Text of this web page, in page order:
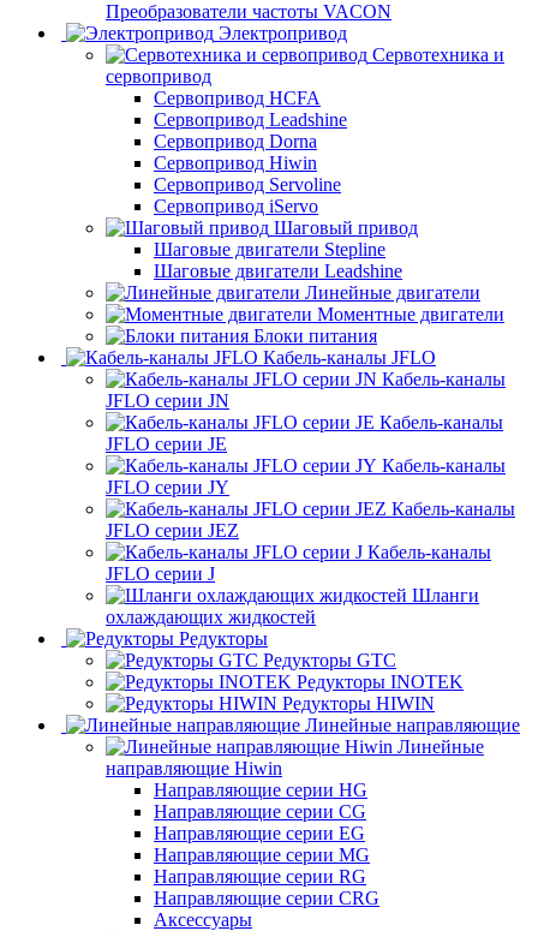
Преобразователи частоты VACON
Электропривод
Сервотехника и
сервопривод
Сервопривод HCFA
Сервопривод Leadshine
Сервопривод Dorna
Сервопривод Hiwin
Сервопривод Servoline
Сервопривод iServo
Шаговый привод
Шаговые двигатели Stepline
Шаговые двигатели Leadshine
Линейные двигатели
Моментные двигатели
Блоки питания
Кабель-каналы JFLO
Кабель-каналы
JFLO серии JN
Кабель-каналы
JFLO серии JE
Кабель-каналы
JFLO серии JY
Кабель-каналы
JFLO серии JEZ
Кабель-каналы
JFLO серии J
Шланги
охлаждающих жидкостей
Редукторы
Редукторы GTC
Редукторы INOTEK
Редукторы HIWIN
Линейные направляющие
Линейные
направляющие Hiwin
Направляющие серии HG
Направляющие серии CG
Направляющие серии EG
Направляющие серии MG
Направляющие серии RG
Направляющие серии CRG
Аксессуары